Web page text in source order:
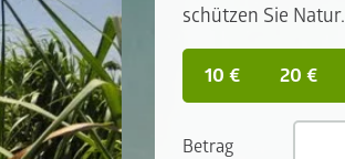
schützen Sie Natur.
10 € 20 €
Betrag